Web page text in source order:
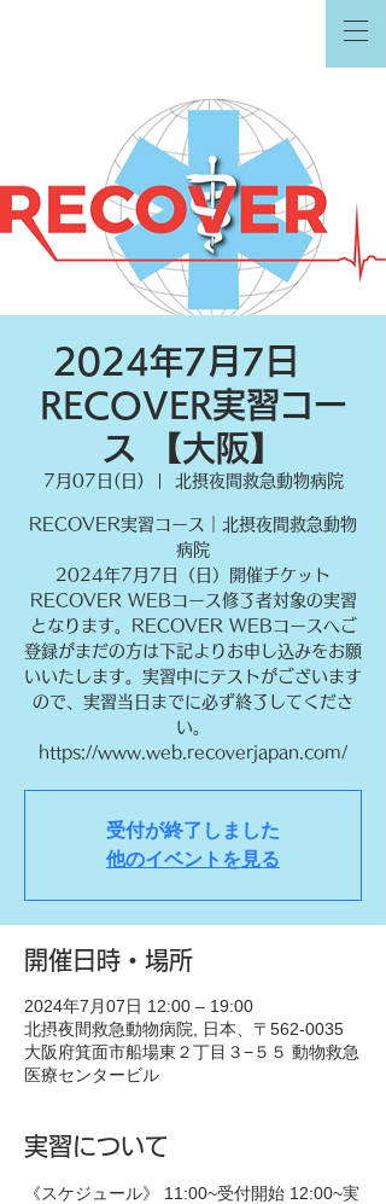
2024年7月7日
RECOVER実習コー
ス 【大阪】
7月07日(日) 北摂夜間救急動物病院
RECOVER実習コース｜北摂夜間救急動物
病院
2024年7月7日（日）開催チケット
RECOVER WEBコース修了者対象の実習
となります。RECOVER WEBコースへご
登録がまだの方は下記よりお申し込みをお願
いいたします。実習中にテストがございます
ので、実習当日までに必ず終了してくださ
い。
https://www.web.recoverjapan.com/
受付が終了しました
他のイベントを見る
開催日時・場所
2024年7月07日 12:00 – 19:00
北摂夜間救急動物病院, 日本、〒562-0035
大阪府箕面市船場東２丁目３−５５ 動物救急
医療センタービル
実習について
《スケジュール》 11:00~受付開始 12:00~実